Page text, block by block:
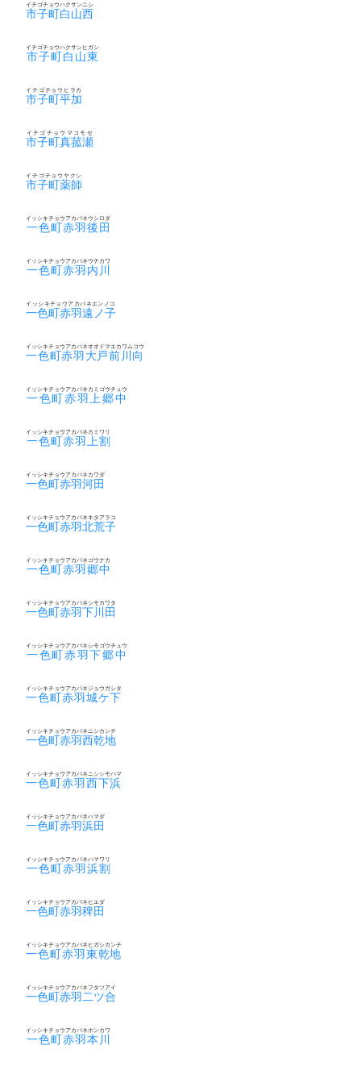
市子町白山西
イチゴチョウハクサンニシ
市子町白山東
イチゴチョウハクサンヒガシ
市子町平加
イチゴチョウヒラカ
市子町真菰瀬
イチゴチョウマコモセ
市子町薬師
イチゴチョウヤクシ
一色町赤羽後田
イッシキチョウアカバネウシロダ
一色町赤羽内川
イッシキチョウアカバネウチカワ
一色町赤羽遠ノ子
イッシキチョウアカバネエンノコ
一色町赤羽大戸前川向
イッシキチョウアカバネオオドマエカワムコウ
一色町赤羽上郷中
イッシキチョウアカバネカミゴウチュウ
一色町赤羽上割
イッシキチョウアカバネカミワリ
一色町赤羽河田
イッシキチョウアカバネカワダ
一色町赤羽北荒子
イッシキチョウアカバネキタアラコ
一色町赤羽郷中
イッシキチョウアカバネゴウナカ
一色町赤羽下川田
イッシキチョウアカバネシモカワタ
一色町赤羽下郷中
イッシキチョウアカバネシモゴウチュウ
一色町赤羽城ケ下
イッシキチョウアカバネジョウガシタ
一色町赤羽西乾地
イッシキチョウアカバネニシカンチ
一色町赤羽西下浜
イッシキチョウアカバネニシシモハマ
一色町赤羽浜田
イッシキチョウアカバネハマダ
一色町赤羽浜割
イッシキチョウアカバネハマワリ
一色町赤羽稗田
イッシキチョウアカバネヒエダ
一色町赤羽東乾地
イッシキチョウアカバネヒガシカンチ
一色町赤羽二ツ合
イッシキチョウアカバネフタツアイ
一色町赤羽本川
イッシキチョウアカバネホンカワ